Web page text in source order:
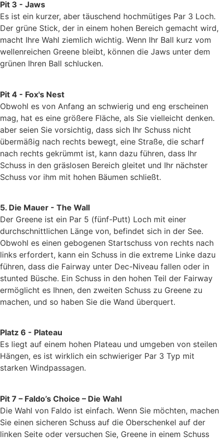
Pit 3 - Jaws
Es ist ein kurzer, aber täuschend hochmütiges Par 3 Loch.
Der grüne Stick, der in einem hohen Bereich gemacht wird,
macht Ihre Wahl ziemlich wichtig. Wenn Ihr Ball kurz vom
wellenreichen Greene bleibt, können die Jaws unter dem
grünen Ihren Ball schlucken.
Pit 4 - Fox's Nest
Obwohl es von Anfang an schwierig und eng erscheinen
mag, hat es eine größere Fläche, als Sie vielleicht denken.
aber seien Sie vorsichtig, dass sich Ihr Schuss nicht
übermäßig nach rechts bewegt, eine Straße, die scharf
nach rechts gekrümmt ist, kann dazu führen, dass Ihr
Schuss in den gräslosen Bereich gleitet und Ihr nächster
Schuss vor ihm mit hohen Bäumen schließt.
5. Die Mauer - The Wall
Der Greene ist ein Par 5 (fünf-Putt) Loch mit einer
durchschnittlichen Länge von, befindet sich in der See.
Obwohl es einen gebogenen Startschuss von rechts nach
links erfordert, kann ein Schuss in die extreme Linke dazu
führen, dass die Fairway unter Dec-Niveau fallen oder in
stunted Büsche. Ein Schuss in den hohen Teil der Fairway
ermöglicht es Ihnen, den zweiten Schuss zu Greene zu
machen, und so haben Sie die Wand überquert.
Platz 6 - Plateau
Es liegt auf einem hohen Plateau und umgeben von steilen
Hängen, es ist wirklich ein schwieriger Par 3 Typ mit
starken Windpassagen.
Pit 7 – Faldo’s Choice – Die Wahl
Die Wahl von Faldo ist einfach. Wenn Sie möchten, machen
Sie einen sicheren Schuss auf die Oberschenkel auf der
linken Seite oder versuchen Sie, Greene in einem Schuss